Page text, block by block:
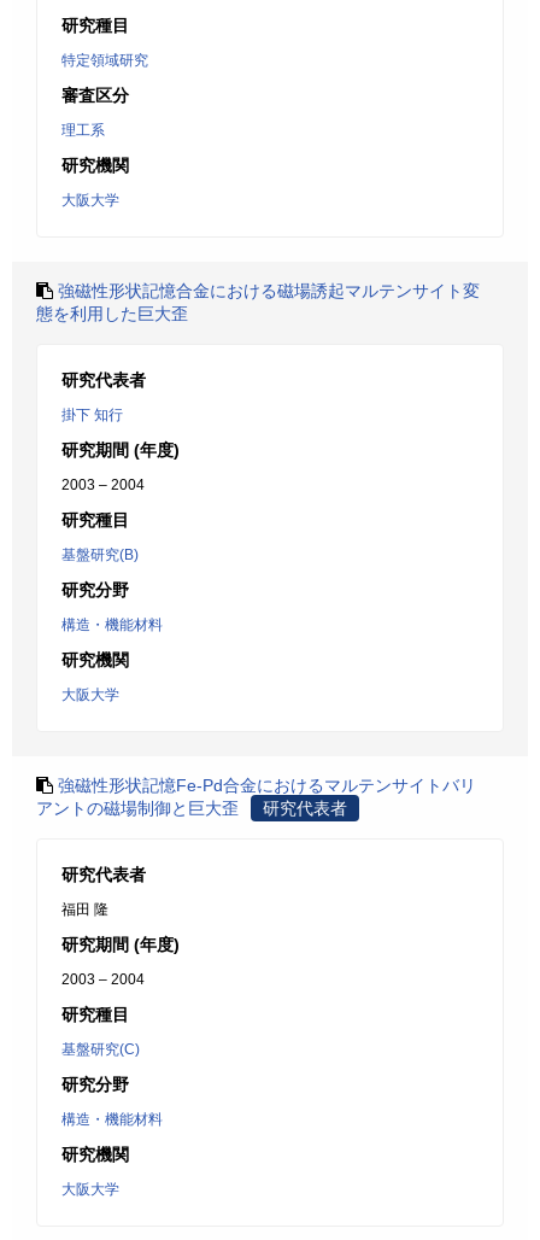
研究種目
特定領域研究
審査区分
理工系
研究機関
大阪大学
強磁性形状記憶合金における磁場誘起マルテンサイト変
態を利用した巨大歪
研究代表者
掛下 知行
研究期間 (年度)
2003 – 2004
研究種目
基盤研究(B)
研究分野
構造・機能材料
研究機関
大阪大学
強磁性形状記憶Fe‐Pd合金におけるマルテンサイトバリ
アントの磁場制御と巨大歪
研究代表者
研究代表者
福田 隆
研究期間 (年度)
2003 – 2004
研究種目
基盤研究(C)
研究分野
構造・機能材料
研究機関
大阪大学